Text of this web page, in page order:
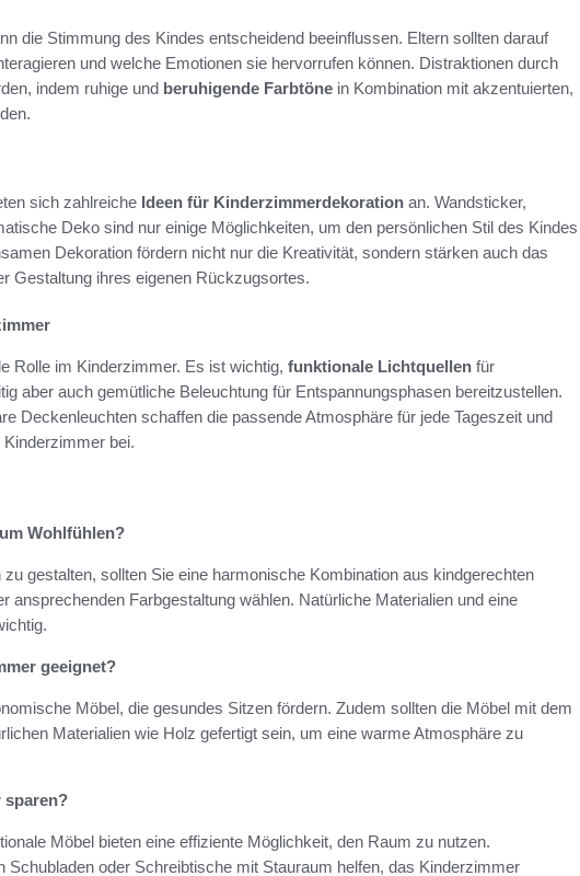
die Stimmung des Kindes entscheidend beeinflussen. Eltern sollten darauf
und welche Emotionen sie hervorrufen können. Distraktionen durch
indem ruhige und beruhigende Farbtöne in Kombination mit akzentuierten,
sich zahlreiche Ideen für Kinderzimmerdekoration an. Wandsticker,
Deko sind nur einige Möglichkeiten, um den persönlichen Stil des Kindes
Dekoration fördern nicht nur die Kreativität, sondern stärken auch das
Gestaltung ihres eigenen Rückzugsortes.
Rolle im Kinderzimmer. Es ist wichtig, funktionale Lichtquellen für
aber auch gemütliche Beleuchtung für Entspannungsphasen bereitzustellen.
Deckenleuchten schaffen die passende Atmosphäre für jede Tageszeit und
bei.
Wohlfühlen?
gestalten, sollten Sie eine harmonische Kombination aus kindgerechten
ansprechenden Farbgestaltung wählen. Natürliche Materialien und eine
geeignet?
Möbel, die gesundes Sitzen fördern. Zudem sollten die Möbel mit dem
Materialien wie Holz gefertigt sein, um eine warme Atmosphäre zu
sparen?
Möbel bieten eine effiziente Möglichkeit, den Raum zu nutzen.
Schubladen oder Schreibtische mit Stauraum helfen, das Kinderzimmer